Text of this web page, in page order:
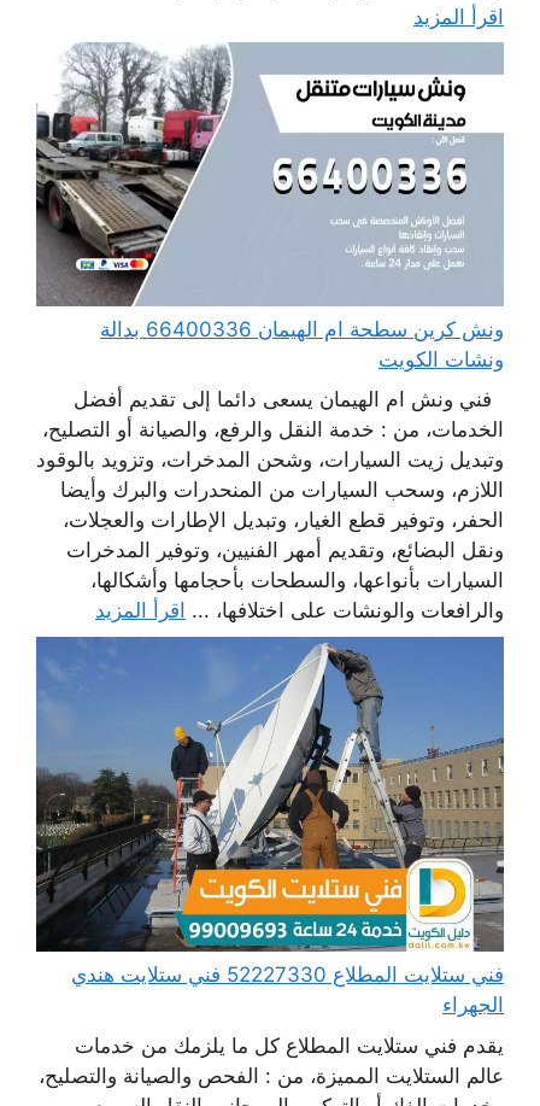
اقرأ المزيد
ونش كرين سطحة ام الهيمان 66400336 بدالة
ونشات الكويت
فني ونش ام الهيمان يسعى دائما إلى تقديم أفضل
الخدمات، من : خدمة النقل والرفع، والصيانة أو التصليح،
وتبديل زيت السيارات، وشحن المدخرات، وتزويد بالوقود
اللازم، وسحب السيارات من المنحدرات والبرك وأيضا
الحفر، وتوفير قطع الغيار، وتبديل الإطارات والعجلات،
ونقل البضائع، وتقديم أمهر الفنيين، وتوفير المدخرات
السيارات بأنواعها، والسطحات بأحجامها وأشكالها،
والرافعات والونشات على اختلافها، ... اقرأ المزيد
فني ستلايت المطلاع 52227330 فني ستلايت هندي
الجهراء
يقدم فني ستلايت المطلاع كل ما يلزمك من خدمات
عالم الستلايت المميزة، من : الفحص والصيانة والتصليح،